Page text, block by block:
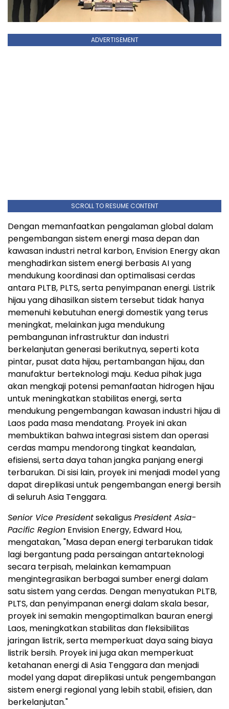
ADVERTISEMENT
SCROLL TO RESUME CONTENT
Dengan memanfaatkan pengalaman global dalam
pengembangan sistem energi masa depan dan
kawasan industri netral karbon, Envision Energy akan
menghadirkan sistem energi berbasis AI yang
mendukung koordinasi dan optimalisasi cerdas
antara PLTB, PLTS, serta penyimpanan energi. Listrik
hijau yang dihasilkan sistem tersebut tidak hanya
memenuhi kebutuhan energi domestik yang terus
meningkat, melainkan juga mendukung
pembangunan infrastruktur dan industri
berkelanjutan generasi berikutnya, seperti kota
pintar, pusat data hijau, pertambangan hijau, dan
manufaktur berteknologi maju. Kedua pihak juga
akan mengkaji potensi pemanfaatan hidrogen hijau
untuk meningkatkan stabilitas energi, serta
mendukung pengembangan kawasan industri hijau di
Laos pada masa mendatang. Proyek ini akan
membuktikan bahwa integrasi sistem dan operasi
cerdas mampu mendorong tingkat keandalan,
efisiensi, serta daya tahan jangka panjang energi
terbarukan. Di sisi lain, proyek ini menjadi model yang
dapat direplikasi untuk pengembangan energi bersih
di seluruh Asia Tenggara.
Senior Vice PresidentsekaligusPresident Asia-
Pacific Region Envision Energy, Edward Hou,
mengatakan, "Masa depan energi terbarukan tidak
lagi bergantung pada persaingan antarteknologi
secara terpisah, melainkan kemampuan
mengintegrasikan berbagai sumber energi dalam
satu sistem yang cerdas. Dengan menyatukan PLTB,
PLTS, dan penyimpanan energi dalam skala besar,
proyek ini semakin mengoptimalkan bauran energi
Laos, meningkatkan stabilitas dan fleksibilitas
jaringan listrik, serta memperkuat daya saing biaya
listrik bersih. Proyek ini juga akan memperkuat
ketahanan energi di Asia Tenggara dan menjadi
model yang dapat direplikasi untuk pengembangan
sistem energi regional yang lebih stabil, efisien, dan
berkelanjutan."